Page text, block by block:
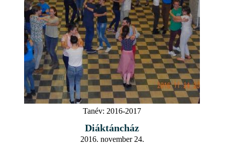
Tanév: 2016-2017
Diáktáncház
2016. november 24.